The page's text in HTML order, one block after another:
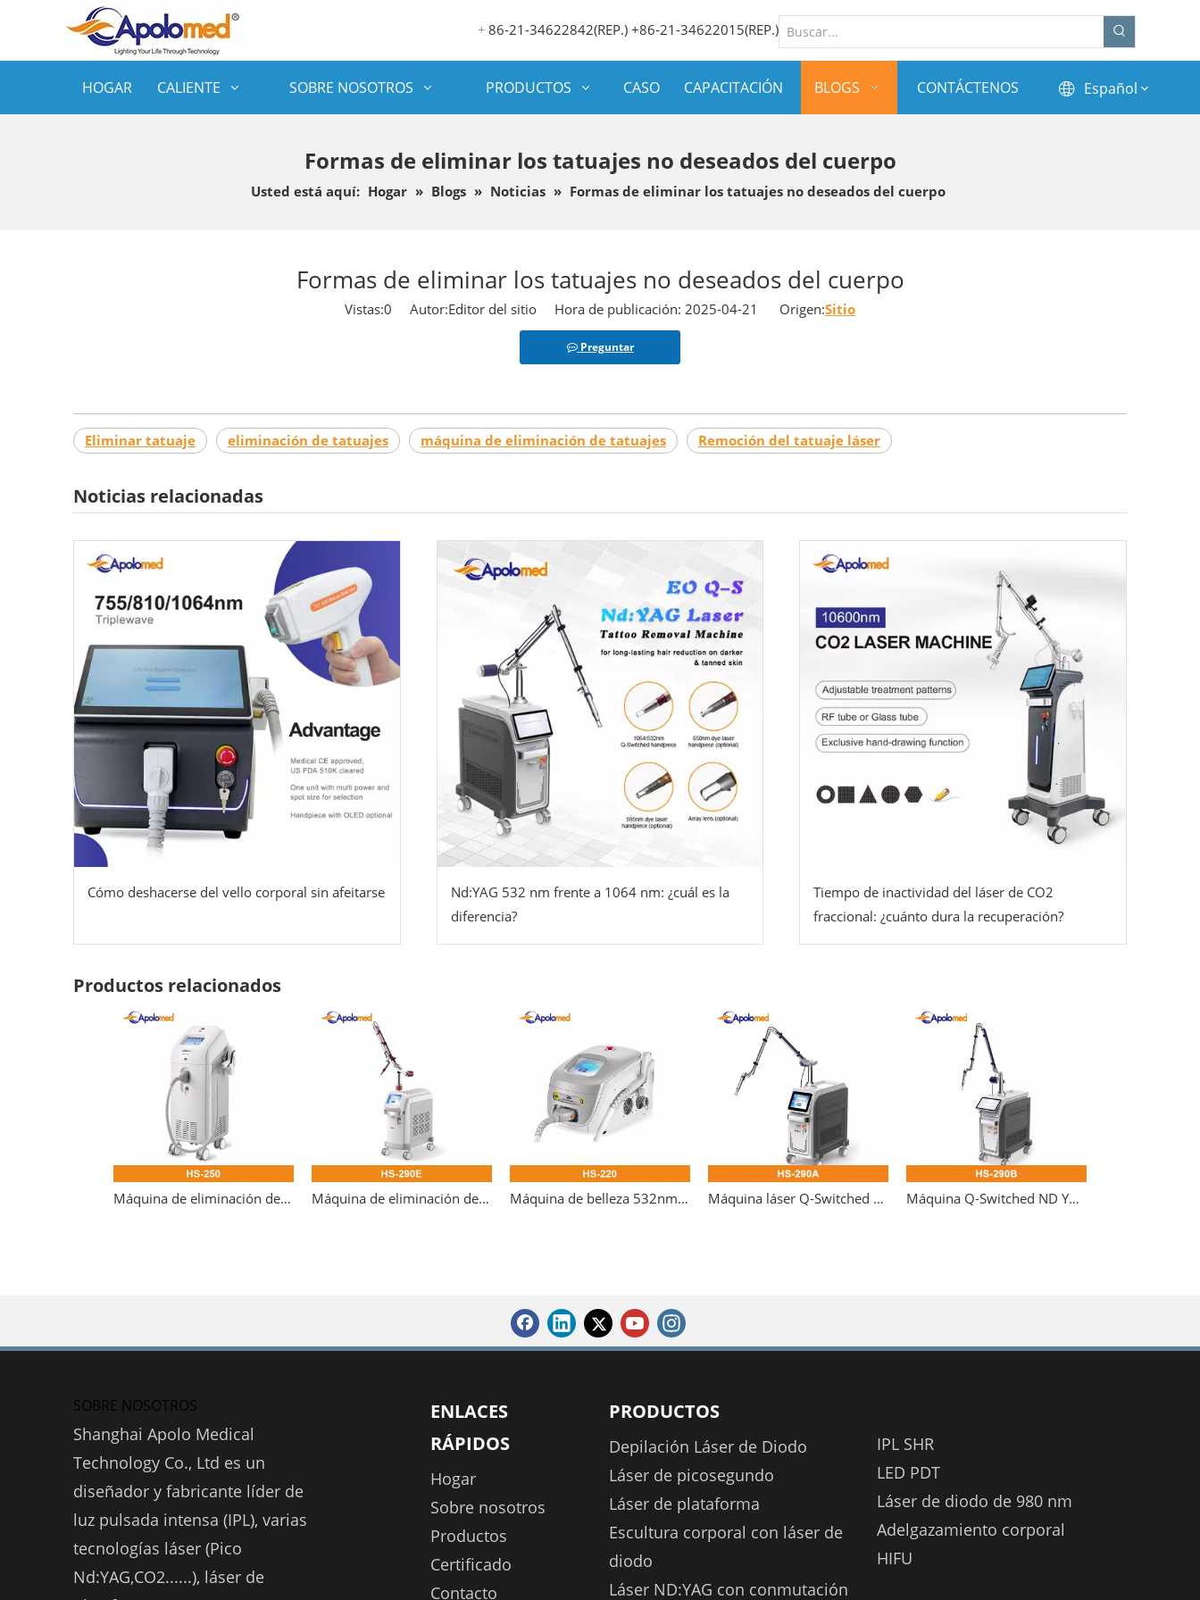
+ 86-21-34622842(REP.) +86-21-34622015(REP.)
HOGAR CALIENTE SOBRE NOSOTROS PRODUCTOS CASO CAPACITACIÓN BLOGS CONTÁCTENOS Español
Formas de eliminar los tatuajes no deseados del cuerpo
Usted está aquí: Hogar » Blogs » Noticias » Formas de eliminar los tatuajes no deseados del cuerpo
Formas de eliminar los tatuajes no deseados del cuerpo
Vistas:0 Autor:Editor del sitio Hora de publicación: 2025-04-21 Origen:Sitio
Preguntar
Eliminar tatuaje eliminación de tatuajes máquina de eliminación de tatuajes Remoción del tatuaje láser
Noticias relacionadas
Cómo deshacerse del vello corporal sin afeitarse
Nd:YAG 532 nm frente a 1064 nm: ¿cuál es la
diferencia?
Tiempo de inactividad del láser de CO2
fraccional: ¿cuánto dura la recuperación?
Productos relacionados
Máquina de eliminación de tatuajes con láser Nd Yag Q-Switched vertical Máquina de eliminación de tatuajes con conmutación Q con láser para dermatología Máquina de belleza 532nm para eliminación de tatuajes con láser Pico láser Nd Yag Q-switch Máquina láser Q-Switched ND YAG Máquina láser para eliminación de tatuajes Máquina Q-Switched ND YAG Máquina de eliminación de tatuajes con láser ND YAG
SOBRE NOSOTROS
Shanghai Apolo Medical
Technology Co., Ltd es un
diseñador y fabricante líder de
luz pulsada intensa (IPL), varias
tecnologías láser (Pico
Nd:YAG,CO2......), láser de
ENLACES
RÁPIDOS
Hogar
Sobre nosotros
Productos
Certificado
Contacto
PRODUCTOS
Depilación Láser de Diodo
Láser de picosegundo
Láser de plataforma
Escultura corporal con láser de
diodo
Láser ND:YAG con conmutación
IPL SHR
LED PDT
Láser de diodo de 980 nm
Adelgazamiento corporal
HIFU